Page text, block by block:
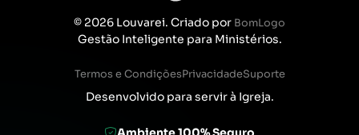
© 2026 Louvarei. Criado por BomLogo
Gestão Inteligente para Ministérios.
Termos e CondiçõesPrivacidadeSuporte
Desenvolvido para servir à Igreja.